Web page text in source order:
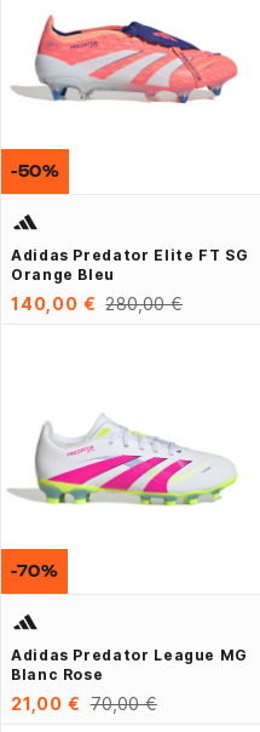
Adidas Predator Elite FT SG
Orange Bleu
140,00 € 280,00 €
-50%
Adidas Predator League MG
Blanc Rose
21,00 € 70,00 €
-70%